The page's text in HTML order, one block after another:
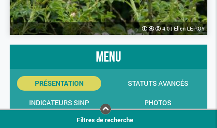
4.0| Ellen LE ROY
menu
PRÉSENTATION STATUTS AVANCÉS
INDICATEURS SINP
PHOTOS
Filtres de recherche